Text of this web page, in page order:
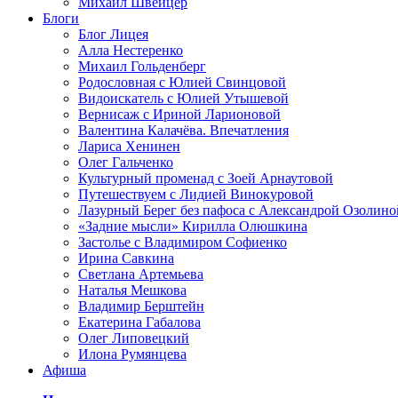
Блоги
Блог Лицея
Алла Нестеренко
Михаил Гольденберг
Родословная с Юлией Свинцовой
Видоискатель с Юлией Утышевой
Вернисаж с Ириной Ларионовой
Валентина Калачёва. Впечатления
Лариса Хенинен
Олег Гальченко
Культурный променад с Зоей Арнаутовой
Путешествуем с Лидией Винокуровой
Лазурный Берег без пафоса с Александрой
«Задние мысли» Кирилла Олюшкина
Застолье с Владимиром Софиенко
Ирина Савкина
Светлана Артемьева
Наталья Мешкова
Владимир Берштейн
Екатерина Габалова
Олег Липовецкий
Илона Румянцева
Афиша